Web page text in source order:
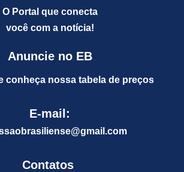
O Portal que conecta
você com a notícia!
Anuncie no EB
conheça nossa tabela de preços
E-mail:
ail.com
Contatos